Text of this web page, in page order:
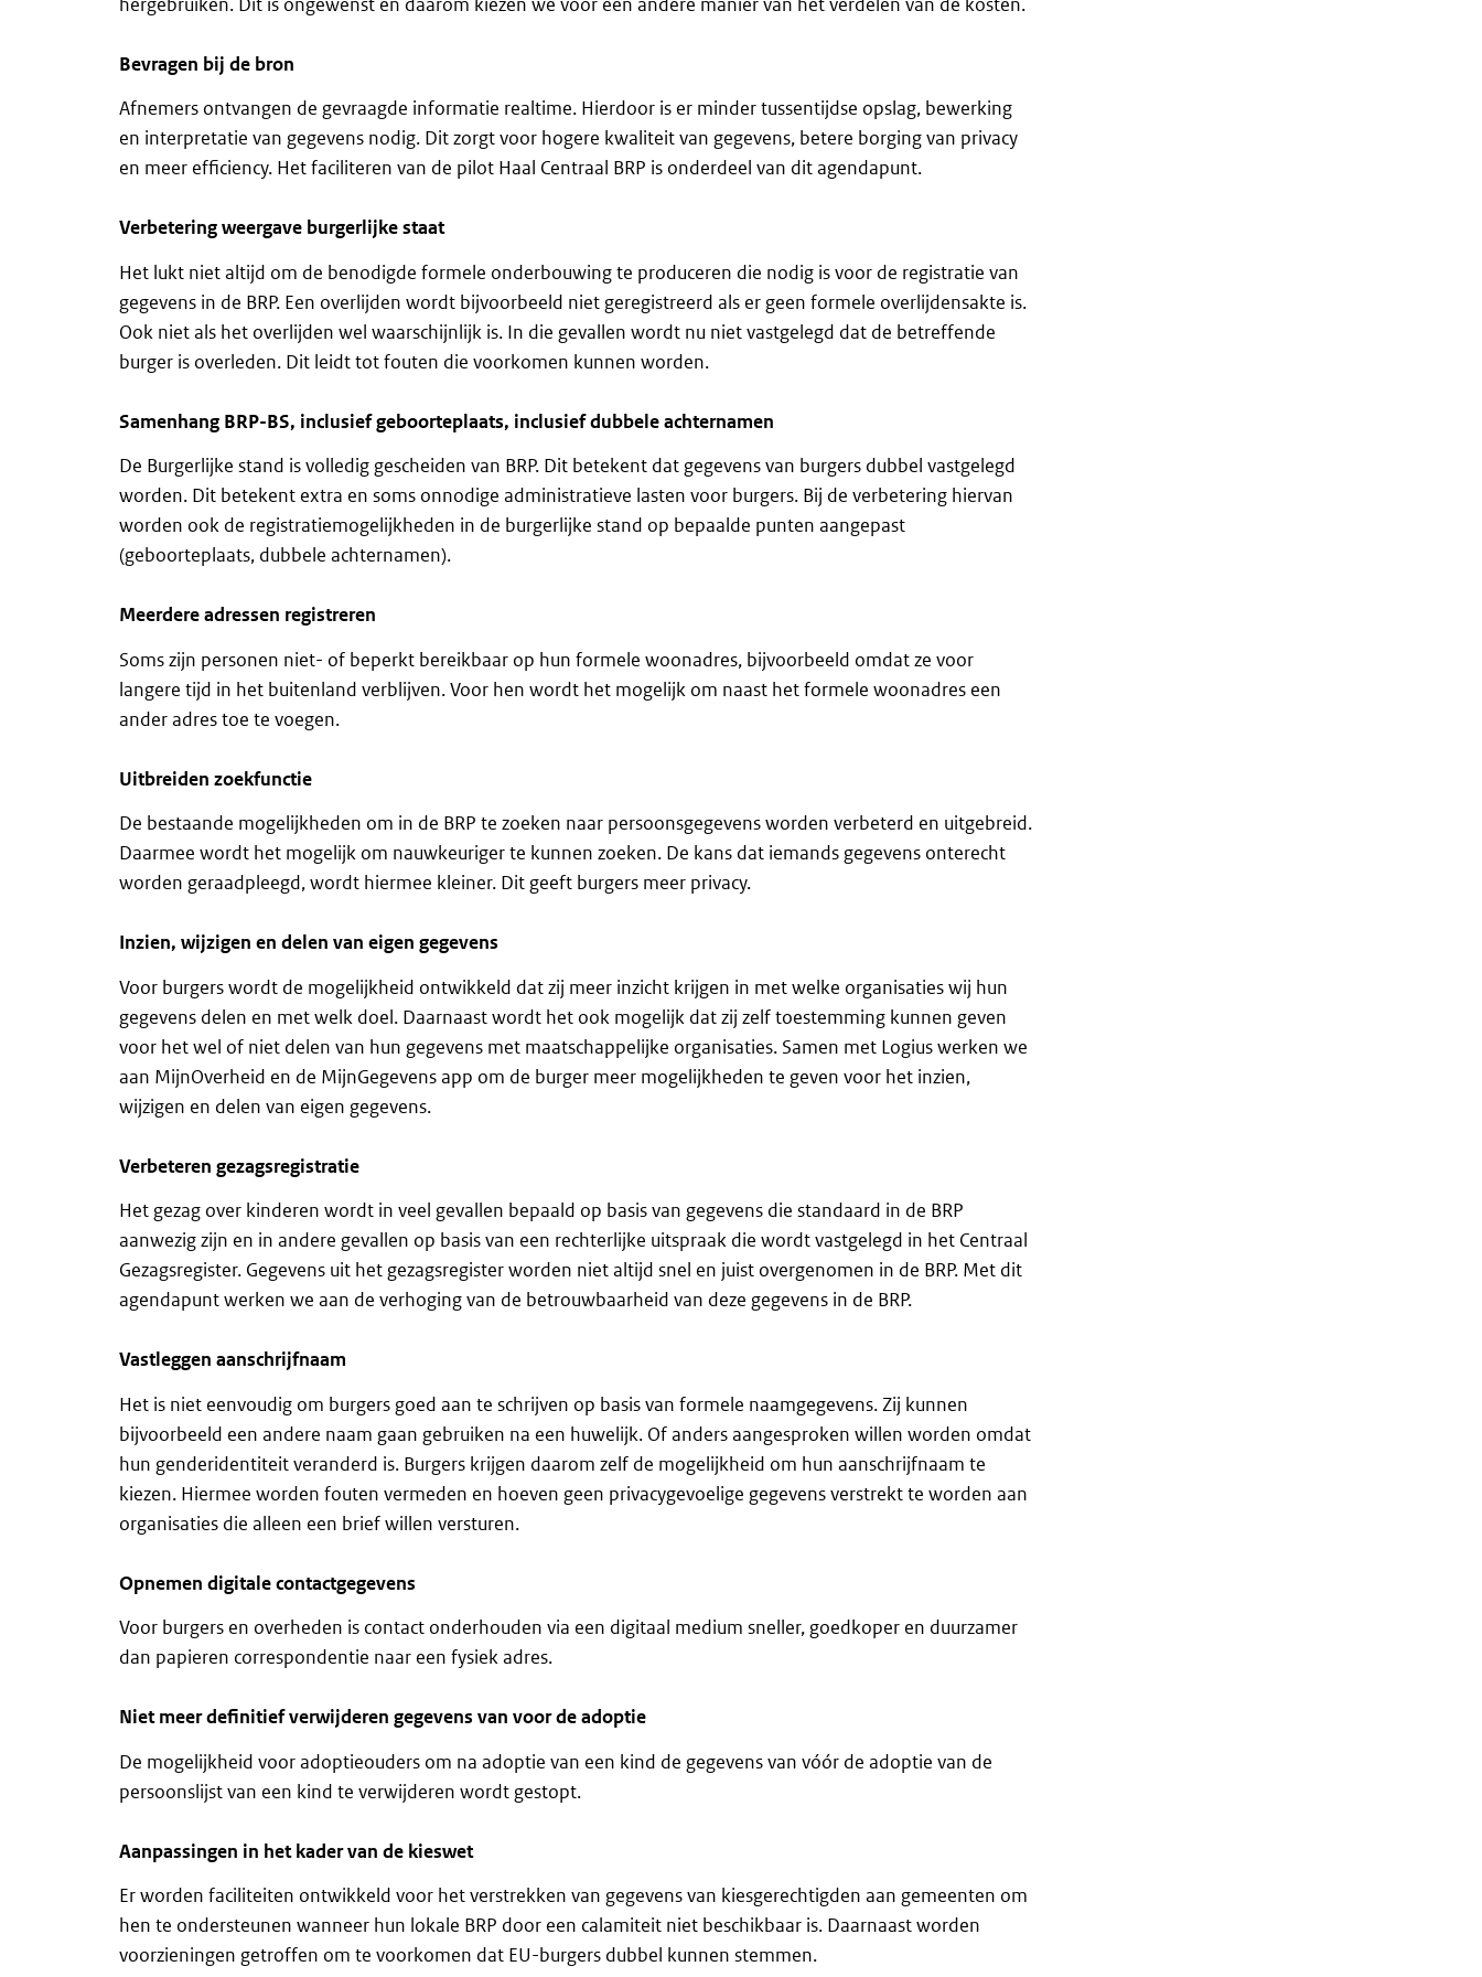
Bevragen bij de bron
Afnemers ontvangen de gevraagde informatie realtime. Hierdoor is er minder tussentijdse opslag, bewerking
en interpretatie van gegevens nodig. Dit zorgt voor hogere kwaliteit van gegevens, betere borging van privacy
en meer efficiency. Het faciliteren van de pilot Haal Centraal BRP is onderdeel van dit agendapunt.
Verbetering weergave burgerlijke staat
Het lukt niet altijd om de benodigde formele onderbouwing te produceren die nodig is voor de registratie van
gegevens in de BRP. Een overlijden wordt bijvoorbeeld niet geregistreerd als er geen formele overlijdensakte is.
Ook niet als het overlijden wel waarschijnlijk is. In die gevallen wordt nu niet vastgelegd dat de betreffende
burger is overleden. Dit leidt tot fouten die voorkomen kunnen worden.
Samenhang BRP-BS, inclusief geboorteplaats, inclusief dubbele achternamen
De Burgerlijke stand is volledig gescheiden van BRP. Dit betekent dat gegevens van burgers dubbel vastgelegd
worden. Dit betekent extra en soms onnodige administratieve lasten voor burgers. Bij de verbetering hiervan
worden ook de registratiemogelijkheden in de burgerlijke stand op bepaalde punten aangepast
(geboorteplaats, dubbele achternamen).
Meerdere adressen registreren
Soms zijn personen niet- of beperkt bereikbaar op hun formele woonadres, bijvoorbeeld omdat ze voor
langere tijd in het buitenland verblijven. Voor hen wordt het mogelijk om naast het formele woonadres een
ander adres toe te voegen.
Uitbreiden zoekfunctie
De bestaande mogelijkheden om in de BRP te zoeken naar persoonsgegevens worden verbeterd en uitgebreid.
Daarmee wordt het mogelijk om nauwkeuriger te kunnen zoeken. De kans dat iemands gegevens onterecht
worden geraadpleegd, wordt hiermee kleiner. Dit geeft burgers meer privacy.
Inzien, wijzigen en delen van eigen gegevens
Voor burgers wordt de mogelijkheid ontwikkeld dat zij meer inzicht krijgen in met welke organisaties wij hun
gegevens delen en met welk doel. Daarnaast wordt het ook mogelijk dat zij zelf toestemming kunnen geven
voor het wel of niet delen van hun gegevens met maatschappelijke organisaties. Samen met Logius werken we
aan MijnOverheid en de MijnGegevens app om de burger meer mogelijkheden te geven voor het inzien,
wijzigen en delen van eigen gegevens.
Verbeteren gezagsregistratie
Het gezag over kinderen wordt in veel gevallen bepaald op basis van gegevens die standaard in de BRP
aanwezig zijn en in andere gevallen op basis van een rechterlijke uitspraak die wordt vastgelegd in het Centraal
Gezagsregister. Gegevens uit het gezagsregister worden niet altijd snel en juist overgenomen in de BRP. Met dit
agendapunt werken we aan de verhoging van de betrouwbaarheid van deze gegevens in de BRP.
Vastleggen aanschrijfnaam
Het is niet eenvoudig om burgers goed aan te schrijven op basis van formele naamgegevens. Zij kunnen
bijvoorbeeld een andere naam gaan gebruiken na een huwelijk. Of anders aangesproken willen worden omdat
hun genderidentiteit veranderd is. Burgers krijgen daarom zelf de mogelijkheid om hun aanschrijfnaam te
kiezen. Hiermee worden fouten vermeden en hoeven geen privacygevoelige gegevens verstrekt te worden aan
organisaties die alleen een brief willen versturen.
Opnemen digitale contactgegevens
Voor burgers en overheden is contact onderhouden via een digitaal medium sneller, goedkoper en duurzamer
dan papieren correspondentie naar een fysiek adres.
Niet meer definitief verwijderen gegevens van voor de adoptie
De mogelijkheid voor adoptieouders om na adoptie van een kind de gegevens van vóór de adoptie van de
persoonslijst van een kind te verwijderen wordt gestopt.
Aanpassingen in het kader van de kieswet
Er worden faciliteiten ontwikkeld voor het verstrekken van gegevens van kiesgerechtigden aan gemeenten om
hen te ondersteunen wanneer hun lokale BRP door een calamiteit niet beschikbaar is. Daarnaast worden
voorzieningen getroffen om te voorkomen dat EU-burgers dubbel kunnen stemmen.